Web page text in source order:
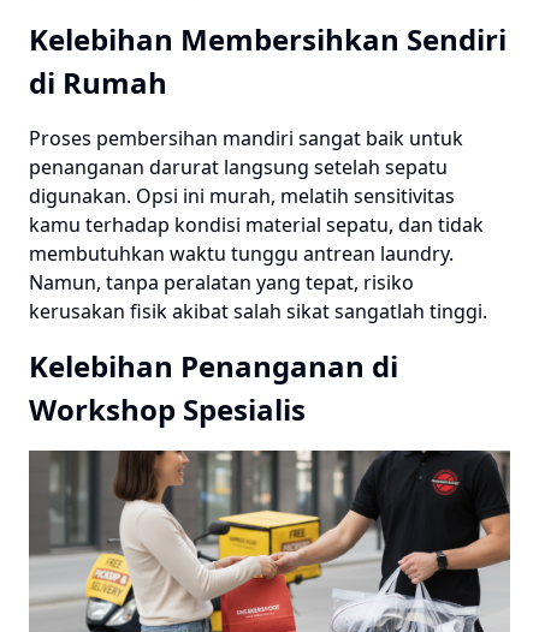
Kelebihan Membersihkan Sendiri
di Rumah
Proses pembersihan mandiri sangat baik untuk
penanganan darurat langsung setelah sepatu
digunakan. Opsi ini murah, melatih sensitivitas
kamu terhadap kondisi material sepatu, dan tidak
membutuhkan waktu tunggu antrean laundry.
Namun, tanpa peralatan yang tepat, risiko
kerusakan fisik akibat salah sikat sangatlah tinggi.
Kelebihan Penanganan di
Workshop Spesialis